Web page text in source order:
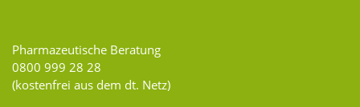
Pharmazeutische Beratung
0800 999 28 28
(kostenfrei aus dem dt. Netz)